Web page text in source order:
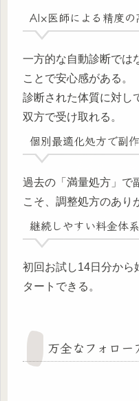
AI×医師による精度の
一方的な自動診断では
ことで安心感がある。
診断された体質に対し
双方で受け取れる。
個別最適化処方で副
過去の「満量処方」で
こそ、調整処方のあり
継続しやすい料金体系
初回お試し14日分から
タートできる。
万全なフォロー